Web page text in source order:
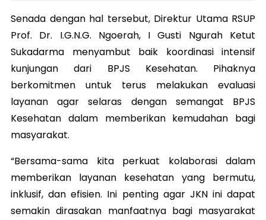
Senada dengan hal tersebut, Direktur Utama RSUP
Prof. Dr. I.G.N.G. Ngoerah, I Gusti Ngurah Ketut
Sukadarma menyambut baik koordinasi intensif
kunjungan dari BPJS Kesehatan. Pihaknya
berkomitmen untuk terus melakukan evaluasi
layanan agar selaras dengan semangat BPJS
Kesehatan dalam memberikan kemudahan bagi
masyarakat.
“Bersama-sama kita perkuat kolaborasi dalam
memberikan layanan kesehatan yang bermutu,
inklusif, dan efisien. Ini penting agar JKN ini dapat
semakin dirasakan manfaatnya bagi masyarakat